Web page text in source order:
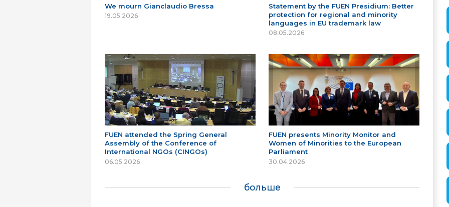
We mourn Gianclaudio Bressa
19.05.2026
Statement by the FUEN Presidium: Better
protection for regional and minority
languages in EU trademark law
08.05.2026
FUEN attended the Spring General
Assembly of the Conference of
International NGOs (CINGOs)
06.05.2026
FUEN presents Minority Monitor and
Women of Minorities to the European
Parliament
30.04.2026
больше